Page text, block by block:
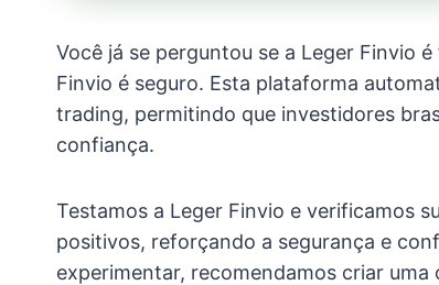
Você já se perguntou se a Leger Finvio
Finvio é seguro. Esta plataforma
trading, permitindo que investidores
confiança.
Testamos a Leger Finvio e verificamos
positivos, reforçando a segurança e
experimentar, recomendamos criar